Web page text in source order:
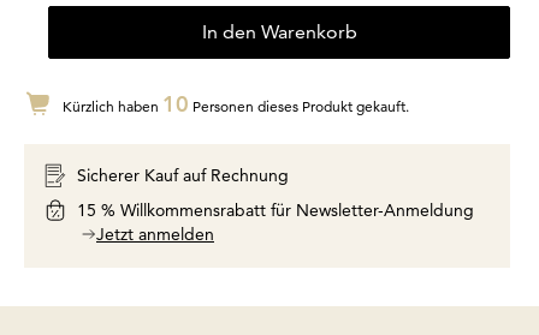
In den Warenkorb
Kürzlich haben 10 Personen dieses Produkt gekauft.
Sicherer Kauf auf Rechnung
15 % Willkommensrabatt für Newsletter-Anmeldung
Jetzt anmelden